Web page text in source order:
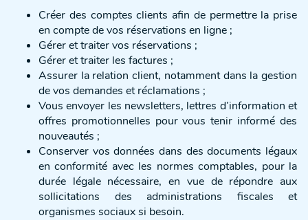
Créer des comptes clients afin de permettre la prise
en compte de vos réservations en ligne ;
Gérer et traiter vos réservations ;
Gérer et traiter les factures ;
Assurer la relation client, notamment dans la gestion
de vos demandes et réclamations ;
Vous envoyer les newsletters, lettres d’information et
offres promotionnelles pour vous tenir informé des
nouveautés ;
Conserver vos données dans des documents légaux
en conformité avec les normes comptables, pour la
durée légale nécessaire, en vue de répondre aux
sollicitations des administrations fiscales et
organismes sociaux si besoin.